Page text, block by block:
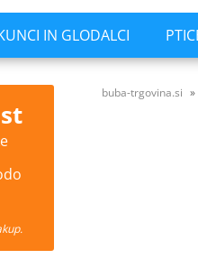
IN GLODALCI
buba-trgovina.si